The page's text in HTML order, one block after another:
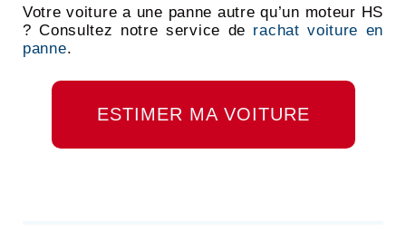
Votre voiture a une panne autre qu’un moteur HS
? Consultez notre service de rachat voiture en
panne.
ESTIMER MA VOITURE